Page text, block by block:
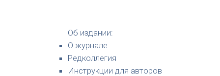
Об издании:
О журнале
Редколлегия
Инструкции для авторов